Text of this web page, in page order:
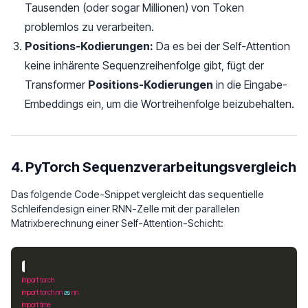
Tausenden (oder sogar Millionen) von Token
problemlos zu verarbeiten.
Positions-Kodierungen: Da es bei der Self-Attention
keine inhärente Sequenzreihenfolge gibt, fügt der
Transformer Positions-Kodierungen in die Eingabe-
Embeddings ein, um die Wortreihenfolge beizubehalten.
4. PyTorch Sequenzverarbeitungsvergleich
Das folgende Code-Snippet vergleicht das sequentielle
Schleifendesign einer RNN-Zelle mit der parallelen
Matrixberechnung einer Self-Attention-Schicht:
import
import torch.nn as
import